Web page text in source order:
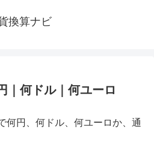
換算ナビ
｜何ドル｜何ユーロ
何円、何ドル、何ユーロか、通